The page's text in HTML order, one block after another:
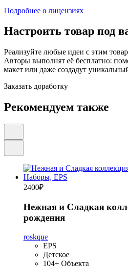
Подробнее о лицензиях
Настроить товар под
Реализуйте любые идеи с этим
Авторы выполнят её бесплатно:
макет или даже создадут
Заказать доработку
Рекомендуем также
2400₽
Нежная и Сладкая
рождения
roskque
EPS
Детское
104+ Объекта